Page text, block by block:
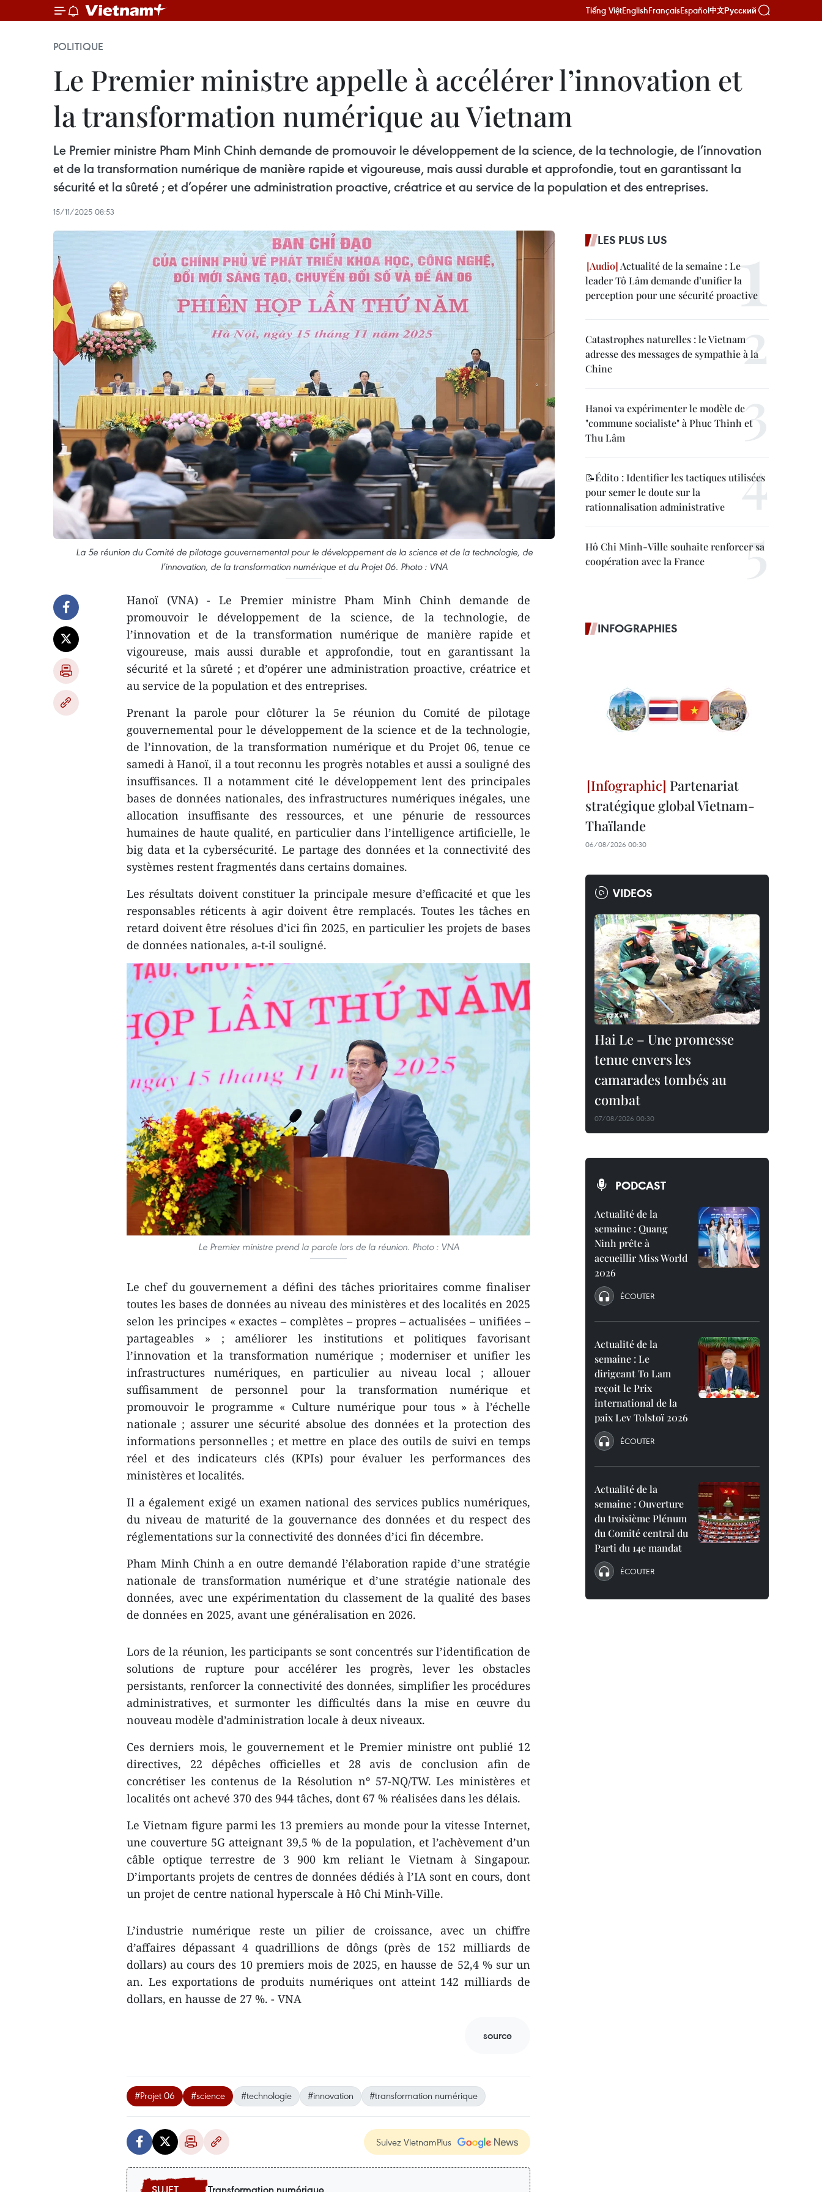
Tiếng ViệtEnglishFrançaisEspañol中文Русский
POLITIQUE
Le Premier ministre appelle à accélérer l’innovation et
la transformation numérique au Vietnam
Le Premier ministre Pham Minh Chinh demande de promouvoir le développement de la science, de la technologie, de l’innovation
et de la transformation numérique de manière rapide et vigoureuse, mais aussi durable et approfondie, tout en garantissant la
sécurité et la sûreté ; et d’opérer une administration proactive, créatrice et au service de la population et des entreprises.
15/11/2025 08:53
La 5e réunion du Comité de pilotage gouvernemental pour le développement de la science et de la technologie, de
l’innovation, de la transformation numérique et du Projet 06. Photo : VNA
Hanoï (VNA) - Le Premier ministre Pham Minh Chinh demande de
promouvoir le développement de la science, de la technologie, de
l’innovation et de la transformation numérique de manière rapide et
vigoureuse, mais aussi durable et approfondie, tout en garantissant la
sécurité et la sûreté ; et d’opérer une administration proactive, créatrice et
au service de la population et des entreprises.
Prenant la parole pour clôturer la 5e réunion du Comité de pilotage
gouvernemental pour le développement de la science et de la technologie,
de l’innovation, de la transformation numérique et du Projet 06, tenue ce
samedi à Hanoï, il a tout reconnu les progrès notables et aussi a souligné des
insuffisances. Il a notamment cité le développement lent des principales
bases de données nationales, des infrastructures numériques inégales, une
allocation insuffisante des ressources, et une pénurie de ressources
humaines de haute qualité, en particulier dans l’intelligence artificielle, le
big data et la cybersécurité. Le partage des données et la connectivité des
systèmes restent fragmentés dans certains domaines.
Les résultats doivent constituer la principale mesure d’efficacité et que les
responsables réticents à agir doivent être remplacés. Toutes les tâches en
retard doivent être résolues d’ici fin 2025, en particulier les projets de bases
de données nationales, a-t-il souligné.
Le Premier ministre prend la parole lors de la réunion. Photo : VNA
Le chef du gouvernement a défini des tâches prioritaires comme finaliser
toutes les bases de données au niveau des ministères et des localités en 2025
selon les principes « exactes – complètes – propres – actualisées – unifiées –
partageables » ; améliorer les institutions et politiques favorisant
l’innovation et la transformation numérique ; moderniser et unifier les
infrastructures numériques, en particulier au niveau local ; allouer
suffisamment de personnel pour la transformation numérique et
promouvoir le programme « Culture numérique pour tous » à l’échelle
nationale ; assurer une sécurité absolue des données et la protection des
informations personnelles ; et mettre en place des outils de suivi en temps
réel et des indicateurs clés (KPIs) pour évaluer les performances des
ministères et localités.
Il a également exigé un examen national des services publics numériques,
du niveau de maturité de la gouvernance des données et du respect des
réglementations sur la connectivité des données d’ici fin décembre.
Pham Minh Chinh a en outre demandé l’élaboration rapide d’une stratégie
nationale de transformation numérique et d’une stratégie nationale des
données, avec une expérimentation du classement de la qualité des bases
de données en 2025, avant une généralisation en 2026.
Lors de la réunion, les participants se sont concentrés sur l’identification de
solutions de rupture pour accélérer les progrès, lever les obstacles
persistants, renforcer la connectivité des données, simplifier les procédures
administratives, et surmonter les difficultés dans la mise en œuvre du
nouveau modèle d’administration locale à deux niveaux.
Ces derniers mois, le gouvernement et le Premier ministre ont publié 12
directives, 22 dépêches officielles et 28 avis de conclusion afin de
concrétiser les contenus de la Résolution nº 57-NQ/TW. Les ministères et
localités ont achevé 370 des 944 tâches, dont 67 % réalisées dans les délais.
Le Vietnam figure parmi les 13 premiers au monde pour la vitesse Internet,
une couverture 5G atteignant 39,5 % de la population, et l’achèvement d’un
câble optique terrestre de 3 900 km reliant le Vietnam à Singapour.
D’importants projets de centres de données dédiés à l’IA sont en cours, dont
un projet de centre national hyperscale à Hô Chi Minh-Ville.
L’industrie numérique reste un pilier de croissance, avec un chiffre
d’affaires dépassant 4 quadrillions de dôngs (près de 152 milliards de
dollars) au cours des 10 premiers mois de 2025, en hausse de 52,4 % sur un
an. Les exportations de produits numériques ont atteint 142 milliards de
dollars, en hausse de 27 %. - VNA
source
#Projet 06 #science #technologie #innovation #transformation numérique
Suivez VietnamPlus
LES PLUS LUS
Actualité de la semaine : Le
leader Tô Lâm demande d’unifier la
perception pour une sécurité proactive
Catastrophes naturelles : le Vietnam
adresse des messages de sympathie à la
Chine
Hanoi va expérimenter le modèle de
"commune socialiste" à Phuc Thinh et
Thu Lâm
📝Édito : Identifier les tactiques utilisées
pour semer le doute sur la
rationnalisation administrative
Hô Chi Minh-Ville souhaite renforcer sa
coopération avec la France
INFOGRAPHIES
Partenariat
stratégique global Vietnam-
Thaïlande
06/08/2026 00:30
VIDEOS
Hai Le – Une promesse
tenue envers les
camarades tombés au
combat
07/08/2026 00:30
PODCAST
Actualité de la
semaine : Quang
Ninh prête à
accueillir Miss World
2026
ÉCOUTER
Actualité de la
semaine : Le
dirigeant To Lam
reçoit le Prix
international de la
paix Lev Tolstoï 2026
ÉCOUTER
Actualité de la
semaine : Ouverture
du troisième Plénum
du Comité central du
Parti du 14e mandat
ÉCOUTER